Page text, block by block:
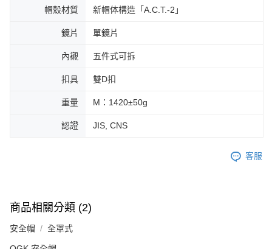
帽殼材質 新帽体構造「A.C.T.-2」
鏡片 單鏡片
內襯 五件式可拆
扣具 雙D扣
重量 M：1420±50g
認證 JIS, CNS
客服
商品相關分類 (2)
安全帽 全罩式